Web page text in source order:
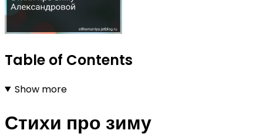
Table of Contents
Show more
Стихи про зиму